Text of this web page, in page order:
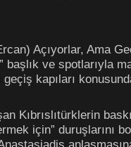
Açıyorlar, Ama
başlık ve spotlarıyla
kapıları
Kıbrıslıtürklerin
için” duruşlarını